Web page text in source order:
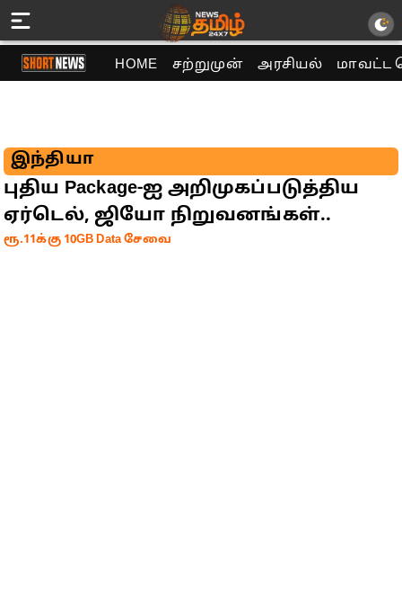
HOME சற்றுமுன் அரசியல் மாவட்ட
இந்தியா
புதிய Package-ஐ அறிமுகப்படுத்திய
ஏர்டெல், ஜியோ நிறுவனங்கள்..
ரூ.11க்கு 10GB Data சேவை